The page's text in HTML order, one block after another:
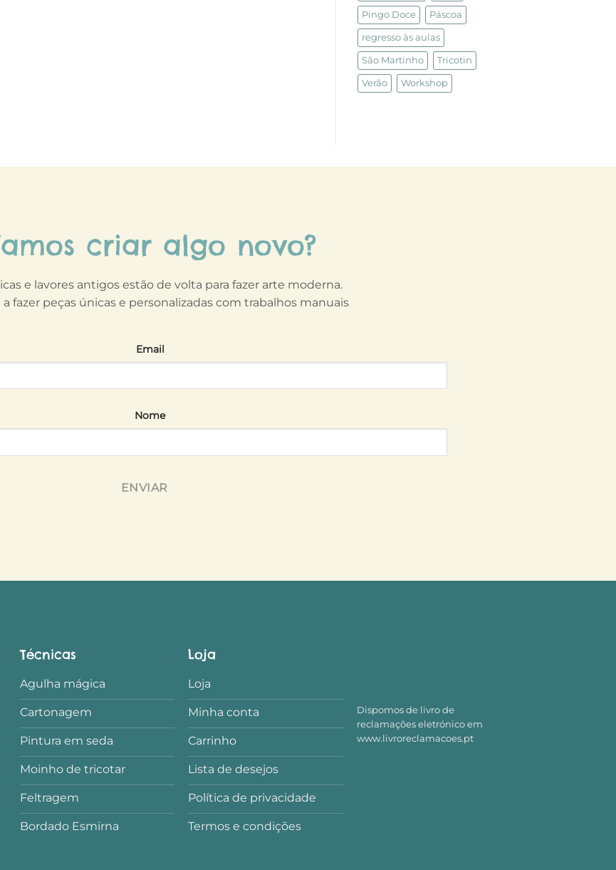
Pingo Doce Páscoa
regresso às aulas
São Martinho Tricotin
Verão Workshop
criar algo novo?
e lavores antigos estão de volta para fazer arte moderna.
fazer peças únicas e personalizadas com trabalhos manuais
Email
Nome
ENVIAR
Técnicas
Agulha mágica
Cartonagem
Pintura em seda
Moinho de tricotar
Feltragem
Bordado Esmirna
Loja
Loja
Minha conta
Carrinho
Lista de desejos
Política de privacidade
Termos e condições
Dispomos de livro de
reclamações eletrónico em
www.livroreclamacoes.pt